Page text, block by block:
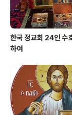
한국 정교회 24인 수
하여